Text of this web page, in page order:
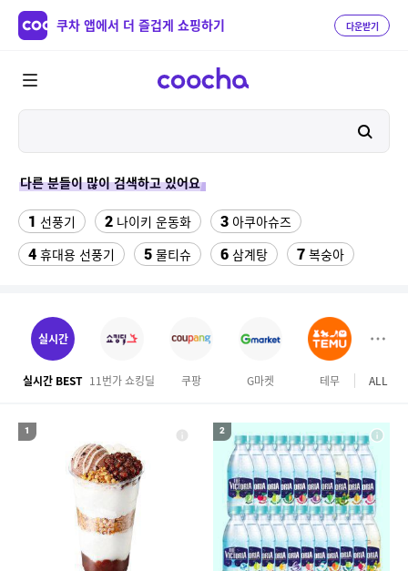
쿠차 앱에서 더 즐겁게 쇼핑하기 다운받기
다른 분들이 많이 검색하고 있어요
1 선풍기 2 나이키 운동화 3 아쿠아슈즈
4 휴대용 선풍기 5 물티슈 6 삼계탕 7 복숭아
ESSECORE KLEVV DDR4-3200 CL22 파인인포 (16GB)
10 수향미쌀10kg특등급
11 휴대용 무선 냉각선풍기 FA JE ULRA
남자 여름바지 린넨 면바지 와이드 밴딩 치노 팬츠 스판
실외기없는 에어컨 윌슨남성반팔티
성인용세발자전거중고 크로커다일레이디블라우스
컬쳐랜드 18 19 여성실내수영복
라인댄스옷
ALL
실시간
실시간 BEST 11번가 쇼킹딜 쿠팡 G마켓 테무 이마
1 2